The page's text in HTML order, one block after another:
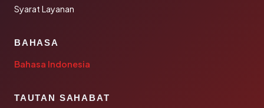
Syarat Layanan
BAHASA
Bahasa Indonesia
TAUTAN SAHABAT